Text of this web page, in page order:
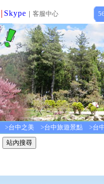
Skype ｜ 客服中心
>台中之美 >台中旅遊景點 >台